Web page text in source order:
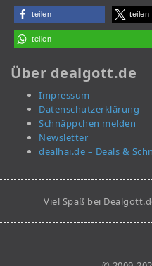
teilen teilen
teilen
Über dealgott.de
Impressum
Datenschutzerklärung
Schnäppchen melden
Newsletter
dealhai.de – Deals &
Viel Spaß bei